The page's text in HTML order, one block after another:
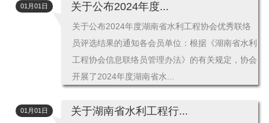
关于公布2024年度...
关于公布2024年度湖南省水利工程协会优秀联络
员评选结果的通知各会员单位：根据《湖南省水利
工程协会信息联络员管理办法》的有关规定，协会
开展了2024年度湖南省水...
01月01日
关于湖南省水利工程行...
01月01日